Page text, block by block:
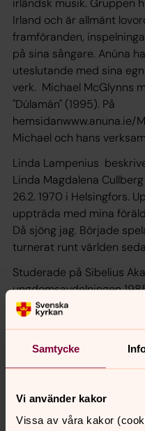
Samtycke
Vi använder kakor
Vissa av våra kakor
Irland och är allmänt
framföranden,
på sina sångare. Anúna
uteslutande med sina
verk. Michael McGlynns
"Dúlamán" (1995). På
hemsidanwww.anuna.ie/
Michael och hans
Linda Lampenius
Linda Magdalena
26.2. 1970 i Helsingfors.
uppträda med mina
Då sjöng jag. Började
turnerat runt världen
Studerade på Sibelius
ungdomsavdelningen
högskolan 1990-1997.
Jag har jobbat som
och spelat som solist
USA, England och Sverige
en julskiva. Den senaste
2010.